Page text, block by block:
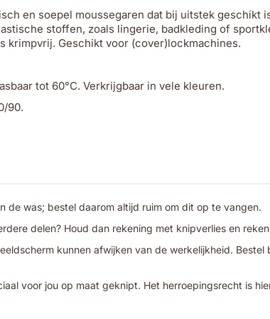
en soepel moussegaren dat bij uitstek geschikt
stoffen, zoals lingerie, badkleding of
krimpvrij. Geschikt voor (cover)lockmachines.
tot 60°C. Verkrijgbaar in vele kleuren.
90.
de was; bestel daarom altijd ruim om dit op te vangen.
delen? Houd dan rekening met knipverlies en
kunnen afwijken van de werkelijkheid. Bestel
voor jou op maat geknipt. Het herroepingsrecht is